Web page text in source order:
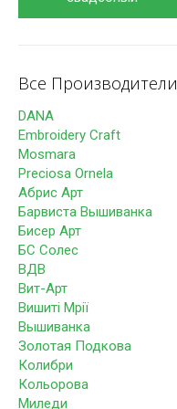
Все Производители
DANA
Embroidery Craft
Mosmara
Preciosa Ornela
Абрис Арт
Барвиста Вышиванка
Бисер Арт
БС Солес
ВДВ
Вит-Арт
Вишиті Мрії
Вышиванка
Золотая Подкова
Колибри
Кольорова
Миледи